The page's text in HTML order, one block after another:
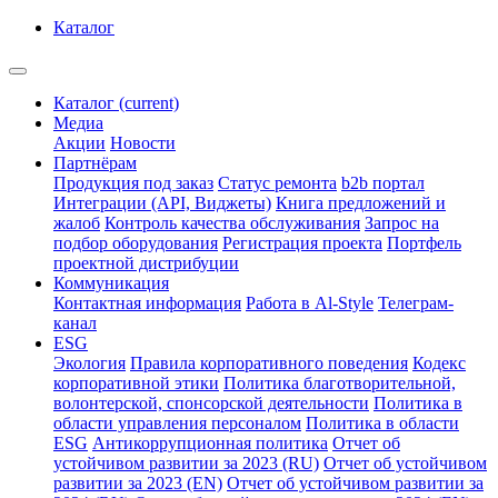
Каталог
Каталог (current)
Медиа
Акции Новости
Партнёрам
Продукция под заказ Статус ремонта b2b портал
Интеграции (API, Виджеты) Книга предложений и
жалоб Контроль качества обслуживания Запрос на
подбор оборудования Регистрация проекта Портфель
проектной дистрибуции
Коммуникация
Контактная информация Работа в Al-Style Телеграм-
канал
ESG
Экология Правила корпоративного поведения Кодекс
корпоративной этики Политика благотворительной,
волонтерской, спонсорской деятельности Политика в
области управления персоналом Политика в области
ESG Антикоррупционная политика Отчет об
устойчивом развитии за 2023 (RU) Отчет об устойчивом
развитии за 2023 (EN) Отчет об устойчивом развитии за